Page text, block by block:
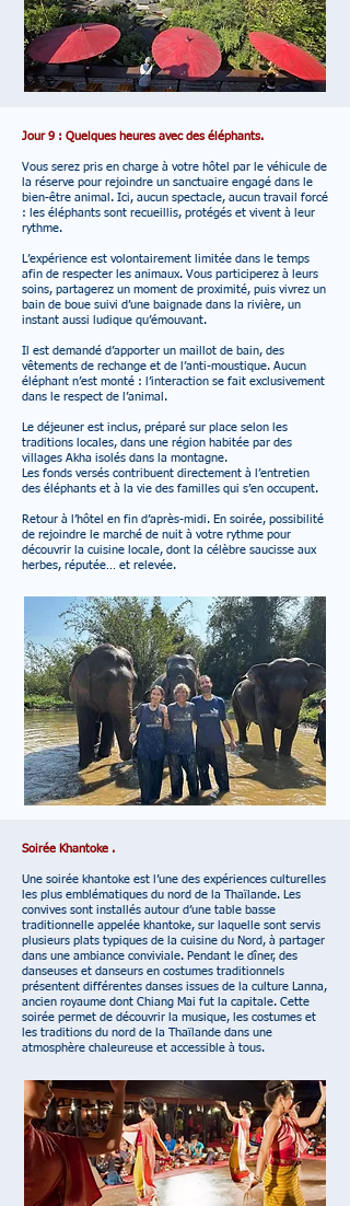
Jour 9 : Quelques heures avec des éléphants.
Vous serez pris en charge à votre hôtel par le véhicule de
la réserve pour rejoindre un sanctuaire engagé dans le
bien-être animal. Ici, aucun spectacle, aucun travail forcé
: les éléphants sont recueillis, protégés et vivent à leur
rythme.
L’expérience est volontairement limitée dans le temps
afin de respecter les animaux. Vous participerez à leurs
soins, partagerez un moment de proximité, puis vivrez un
bain de boue suivi d’une baignade dans la rivière, un
instant aussi ludique qu’émouvant.
Il est demandé d’apporter un maillot de bain, des
vêtements de rechange et de l’anti-moustique. Aucun
éléphant n’est monté : l’interaction se fait exclusivement
dans le respect de l’animal.
Le déjeuner est inclus, préparé sur place selon les
traditions locales, dans une région habitée par des
villages Akha isolés dans la montagne.
Les fonds versés contribuent directement à l’entretien
des éléphants et à la vie des familles qui s’en occupent.
Retour à l’hôtel en fin d’après-midi. En soirée, possibilité
de rejoindre le marché de nuit à votre rythme pour
découvrir la cuisine locale, dont la célèbre saucisse aux
herbes, réputée… et relevée.
Soirée Khantoke .
Une soirée khantoke est l’une des expériences culturelles
les plus emblématiques du nord de la Thaïlande. Les
convives sont installés autour d’une table basse
traditionnelle appelée khantoke, sur laquelle sont servis
plusieurs plats typiques de la cuisine du Nord, à partager
dans une ambiance conviviale. Pendant le dîner, des
danseuses et danseurs en costumes traditionnels
présentent différentes danses issues de la culture Lanna,
ancien royaume dont Chiang Mai fut la capitale. Cette
soirée permet de découvrir la musique, les costumes et
les traditions du nord de la Thaïlande dans une
atmosphère chaleureuse et accessible à tous.